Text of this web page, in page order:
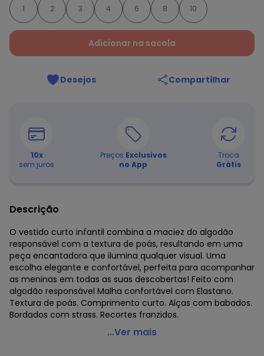
1 2 3 4 6 8 10
Adicionar na sacola
Desejos Compartilhar
10x
sem juros
Preços Exclusivos
no App
Troca
Grátis
Descrição
O vestido curto infantil combina a maciez do algodão
responsável com a textura de poás, resultando em uma
peça encantadora que ilumina qualquer visual. Uma
escolha elegante e confortável, perfeita para acompanhar
as meninas em todas as suas descobertas! Feito com
algodão responsável Malha confortável com Elastano.
Textura de poás. Comprimento curto. Alças com babados.
Bordados com strass. Recortes franzidos.
Alakazoo - Vestido Curto em Malha de Algodão Rosa
...Ver mais